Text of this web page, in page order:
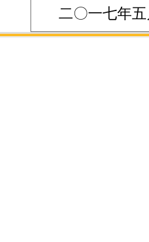
二〇一七年